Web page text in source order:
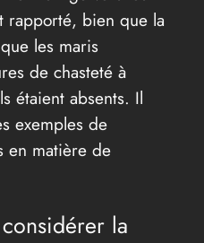
rapporté, bien que la
les maris
de chasteté à
étaient absents. Il
exemples de
en matière de
la